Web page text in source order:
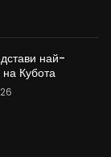
най-
Кубота